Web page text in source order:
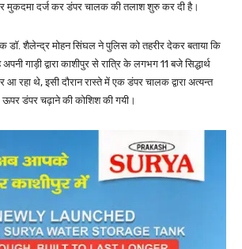
मुकदमा दर्ज कर डंपर चालक की तलाश शुरु कर दी है।
डॉ. शैलेन्द्र मोहन सिंघल ने पुलिस को तहरीर देकर बताया कि
गाड़ी द्वारा काशीपुर से रात्रि के लगभग 11 बजे सिद्धार्थ
रहा थे, इसी दौरान रास्ते में एक डंपर चालक द्वारा अत्यन्त
ऊपर डंपर चढ़ाने की कोशिश की गयी।